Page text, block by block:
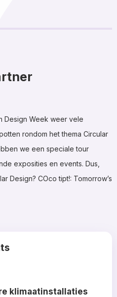
Design Week weer vele
rondom het thema Circular
we een speciale tour
exposities en events. Dus,
Design? COco tipt!: Tomorrow’s
klimaatinstallaties